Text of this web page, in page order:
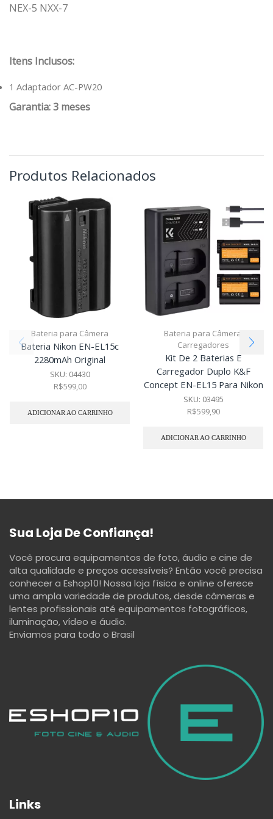
NEX-5 NXX-7
Itens Inclusos:
1 Adaptador AC-PW20
Garantia: 3 meses
Produtos Relacionados
Bateria para Câmera
Bateria Nikon EN-EL15c
2280mAh Original
SKU: 04430
R$599,00
ADICIONAR AO CARRINHO
Bateria para Câmera
Carregadores
Kit De 2 Baterias E
Carregador Duplo K&F
Concept EN-EL15 Para Nikon
SKU: 03495
R$599,90
ADICIONAR AO CARRINHO
Sua Loja De Confiança!
Você procura equipamentos de foto, áudio e cine de
alta qualidade e preços acessíveis? Então você precisa
conhecer a Eshop10! Nossa loja física e online oferece
uma ampla variedade de produtos, desde câmeras e
lentes profissionais até equipamentos fotográficos,
iluminação, vídeo e áudio.
Enviamos para todo o Brasil
Links